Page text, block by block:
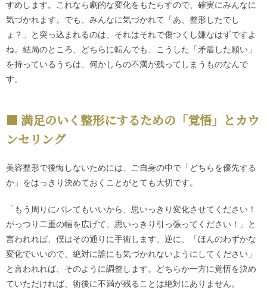
すめします。これなら劇的な変化をもたらすので、確実にみんなに
気づかれます。でも、みんなに気づかれて「あ、整形したでし
ょ？」と突っ込まれるのは、それはそれで傷つくし嫌なはずですよ
ね。結局のところ、どちらに転んでも、こうした「矛盾した願い」
を持っているうちは、何かしらの不満が残ってしまうものなんで
す。
満足のいく整形にするための「覚悟」とカウ
ンセリング
美容整形で後悔しないためには、ご自身の中で「どちらを優先する
か」をはっきり決めておくことがとても大切です。
「もう周りにバレてもいいから、思いっきり変化させてください！
がっつり二重の幅を広げて、思いっきり引っ張ってください！」と
言われれば、僕はその通りに手術します。逆に、「ほんのわずかな
変化でいいので、絶対に誰にも気づかれないようにしてください」
と言われれば、そのように調整します。どちらか一方に覚悟を決め
ていただければ、術後に不満が残ることは絶対にありません。